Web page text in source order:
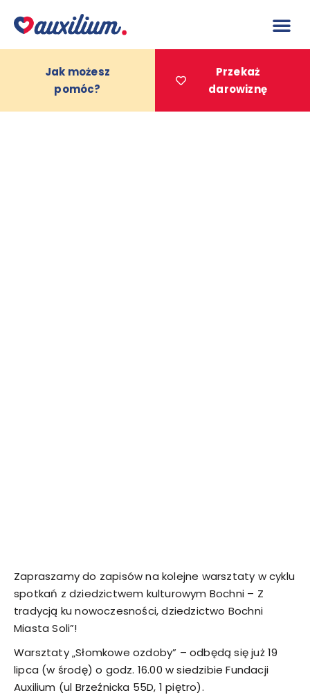
treści
Jak możesz
pomóc?
Przekaż
darowiznę
Zapraszamy do zapisów na kolejne warsztaty w cyklu
spotkań z dziedzictwem kulturowym Bochni – Z
tradycją ku nowoczesności, dziedzictwo Bochni
Miasta Soli”!
Warsztaty „Słomkowe ozdoby” – odbędą się już 19
lipca (w środę) o godz. 16.00 w siedzibie Fundacji
Auxilium (ul Brzeźnicka 55D, 1 piętro).